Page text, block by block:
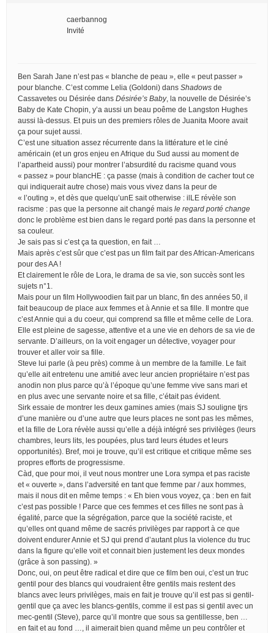
caerbannog
Invité
Ben Sarah Jane n’est pas « blanche de peau », elle « peut passer »
pour blanche. C’est comme Lelia (Goldoni) dans Shadows de
Cassavetes ou Désirée dans Désirée’s Baby, la nouvelle de Désirée’s
Baby de Kate Chopin, y’a aussi un beau poême de Langston Hughes
aussi là-dessus. Et puis un des premiers rôles de Juanita Moore avait
ça pour sujet aussi.
C’est une situation assez récurrente dans la littérature et le ciné
américain (et un gros enjeu en Afrique du Sud aussi au moment de
l’apartheid aussi) pour montrer l’absurdité du racisme quand vous
« passez » pour blancHE : ça passe (mais à condition de cacher tout ce
qui indiquerait autre chose) mais vous vivez dans la peur de
« l’outing », et dès que quelqu’unE sait otherwise : ilLE révèle son
racisme : pas que la personne ait changé mais le regard porté change
donc le problème est bien dans le regard porté pas dans la personne et
sa couleur.
Je sais pas si c’est ça ta question, en fait …
Mais après c’est sûr que c’est pas un film fait par des African-Americans
pour des AA !
Et clairement le rôle de Lora, le drama de sa vie, son succès sont les
sujets n°1.
Mais pour un film Hollywoodien fait par un blanc, fin des années 50, il
fait beaucoup de place aux femmes et à Annie et sa fille. Il montre que
c’est Annie qui a du coeur, qui comprend sa fille et même celle de Lora.
Elle est pleine de sagesse, attentive et a une vie en dehors de sa vie de
servante. D’ailleurs, on la voit engager un détective, voyager pour
trouver et aller voir sa fille.
Steve lui parle (à peu près) comme à un membre de la famille. Le fait
qu’elle ait entretenu une amitié avec leur ancien propriétaire n’est pas
anodin non plus parce qu’à l’époque qu’une femme vive sans mari et
en plus avec une servante noire et sa fille, c’était pas évident.
Sirk essaie de montrer les deux gamines amies (mais SJ souligne tjrs
d’une manière ou d’une autre que leurs places ne sont pas les mêmes,
et la fille de Lora révèle aussi qu’elle a déjà intégré ses privilèges (leurs
chambres, leurs lits, les poupées, plus tard leurs études et leurs
opportunités). Bref, moi je trouve, qu’il est critique et critique même ses
propres efforts de progressisme.
Càd, que pour moi, il veut nous montrer une Lora sympa et pas raciste
et « ouverte », dans l’adversité en tant que femme par / aux hommes,
mais il nous dit en même temps : « Eh bien vous voyez, ça : ben en fait
c’est pas possible ! Parce que ces femmes et ces filles ne sont pas à
égalité, parce que la ségrégation, parce que la société raciste, et
qu’elles ont quand même de sacrés privilèges par rapport à ce que
doivent endurer Annie et SJ qui prend d’autant plus la violence du truc
dans la figure qu’elle voit et connait bien justement les deux mondes
(grâce à son passing). »
Donc, oui, on peut être radical et dire que ce film ben oui, c’est un truc
gentil pour des blancs qui voudraient être gentils mais restent des
blancs avec leurs privilèges, mais en fait je trouve qu’il est pas si gentil-
gentil que ça avec les blancs-gentils, comme il est pas si gentil avec un
mec-gentil (Steve), parce qu’il montre que sous sa gentillesse, ben …
en fait et au fond …, il aimerait bien quand même un peu contrôler et